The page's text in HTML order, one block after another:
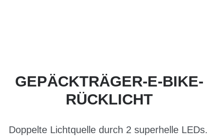
GEPÄCKTRÄGER-E-BIKE-
RÜCKLICHT
Doppelte Lichtquelle durch 2 superhelle LEDs.